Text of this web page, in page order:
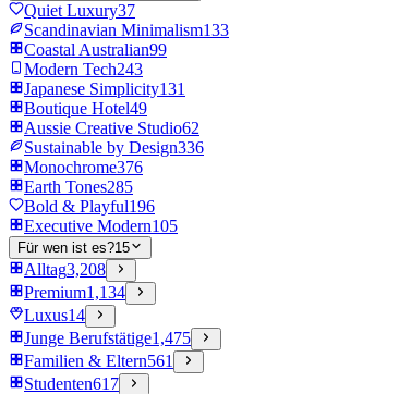
Quiet Luxury37
Scandinavian Minimalism133
Coastal Australian99
Modern Tech243
Japanese Simplicity131
Boutique Hotel49
Aussie Creative Studio62
Sustainable by Design336
Monochrome376
Earth Tones285
Bold & Playful196
Executive Modern105
Für wen ist es?15
Alltag3,208
Premium1,134
Luxus14
Junge Berufstätige1,475
Familien & Eltern561
Studenten617